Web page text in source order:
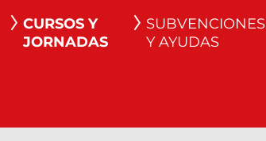
CURSOS Y
JORNADAS
SUBVENCIONES
Y AYUDAS